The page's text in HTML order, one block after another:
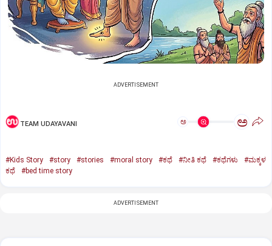
ADVERTISEMENT
TEAM UDAYAVANI ಅ ಅ
#Kids Story #story #stories #moral story #ಕಥೆ #ನೀತಿ ಕಥೆ #ಕಥೆಗಳು
#ಮಕ್ಕಳ
ಕಥೆ
#bed time story
ADVERTISEMENT